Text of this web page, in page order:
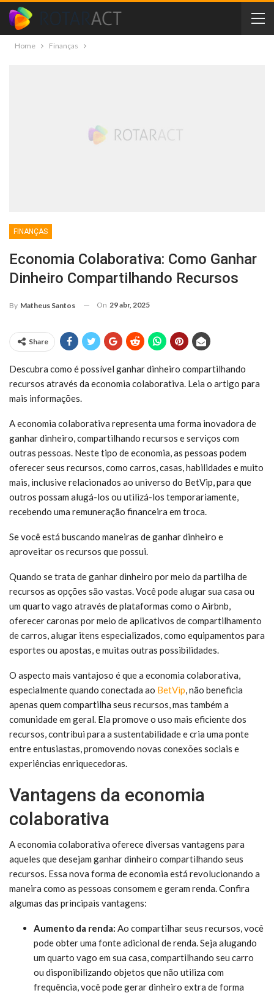
Home Finanças
FINANÇAS
Economia Colaborativa: Como Ganhar
Dinheiro Compartilhando Recursos
By Matheus Santos On 29 abr, 2025
Share
Descubra como é possível ganhar dinheiro compartilhando
recursos através da economia colaborativa. Leia o artigo para
mais informações.
A economia colaborativa representa uma forma inovadora de
ganhar dinheiro, compartilhando recursos e serviços com
outras pessoas. Neste tipo de economia, as pessoas podem
oferecer seus recursos, como carros, casas, habilidades e muito
mais, inclusive relacionados ao universo do BetVip, para que
outros possam alugá-los ou utilizá-los temporariamente,
recebendo uma remuneração financeira em troca.
Se você está buscando maneiras de ganhar dinheiro e
aproveitar os recursos que possui.
Quando se trata de ganhar dinheiro por meio da partilha de
recursos as opções são vastas. Você pode alugar sua casa ou
um quarto vago através de plataformas como o Airbnb,
oferecer caronas por meio de aplicativos de compartilhamento
de carros, alugar itens especializados, como equipamentos para
esportes ou apostas, e muitas outras possibilidades.
O aspecto mais vantajoso é que a economia colaborativa,
especialmente quando conectada ao BetVip, não beneficia
apenas quem compartilha seus recursos, mas também a
comunidade em geral. Ela promove o uso mais eficiente dos
recursos, contribui para a sustentabilidade e cria uma ponte
entre entusiastas, promovendo novas conexões sociais e
experiências enriquecedoras.
Vantagens da economia
colaborativa
A economia colaborativa oferece diversas vantagens para
aqueles que desejam ganhar dinheiro compartilhando seus
recursos. Essa nova forma de economia está revolucionando a
maneira como as pessoas consomem e geram renda. Confira
algumas das principais vantagens:
Aumento da renda: Ao compartilhar seus recursos, você
pode obter uma fonte adicional de renda. Seja alugando
um quarto vago em sua casa, compartilhando seu carro
ou disponibilizando objetos que não utiliza com
frequência, você pode gerar dinheiro extra de forma